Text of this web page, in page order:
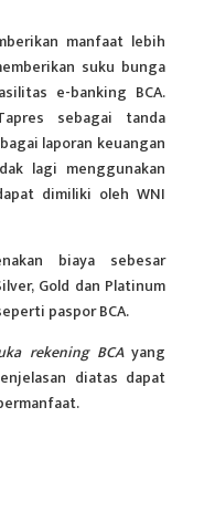
manfaat lebih
suku bunga
e-banking BCA.
sebagai tanda
laporan keuangan
lagi menggunakan
dimiliki oleh WNI
biaya sebesar
Gold dan Platinum
paspor BCA.
rekening BCAyang
diatas dapat